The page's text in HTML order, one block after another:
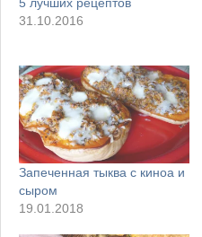
5 лучших рецептов
31.10.2016
Запеченная тыква с киноа и
сыром
19.01.2018